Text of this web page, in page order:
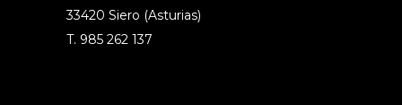
33420 Siero (Asturias)
T. 985 262 137